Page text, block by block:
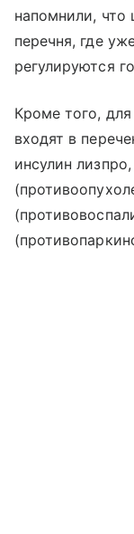
напомнили, что
перечня, где
регулируются
Кроме того,
входят в
инсулин